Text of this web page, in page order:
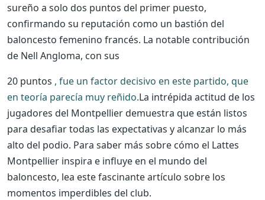
sureño a solo dos puntos del primer puesto,
confirmando su reputación como un bastión del
baloncesto femenino francés. La notable contribución
de Nell Angloma, con sus
20 puntos , fue un factor decisivo en este partido, que
en teoría parecía muy reñido.La intrépida actitud de los
jugadores del Montpellier demuestra que están listos
para desafiar todas las expectativas y alcanzar lo más
alto del podio. Para saber más sobre cómo el Lattes
Montpellier inspira e influye en el mundo del
baloncesto, lea este fascinante artículo sobre los
momentos imperdibles del club.